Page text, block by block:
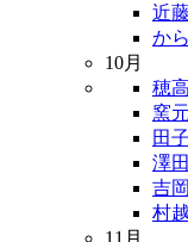
近
か
10月
穂
窯
田
澤
吉
村
11月